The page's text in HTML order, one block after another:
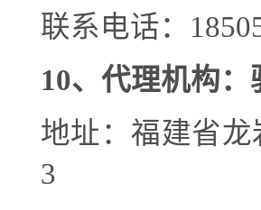
联系电话：
10、代理机构：
地址：福建省
3